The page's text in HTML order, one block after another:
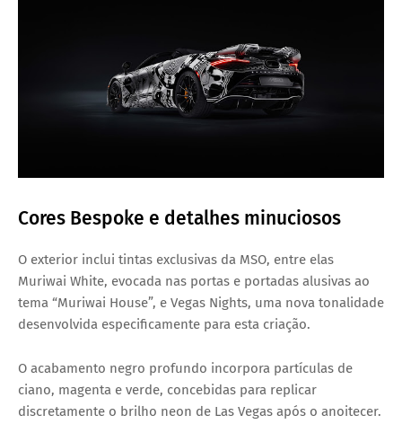
Cores Bespoke e detalhes minuciosos
O exterior inclui tintas exclusivas da MSO, entre elas
Muriwai White, evocada nas portas e portadas alusivas ao
tema “Muriwai House”, e Vegas Nights, uma nova tonalidade
desenvolvida especificamente para esta criação.
O acabamento negro profundo incorpora partículas de
ciano, magenta e verde, concebidas para replicar
discretamente o brilho neon de Las Vegas após o anoitecer.